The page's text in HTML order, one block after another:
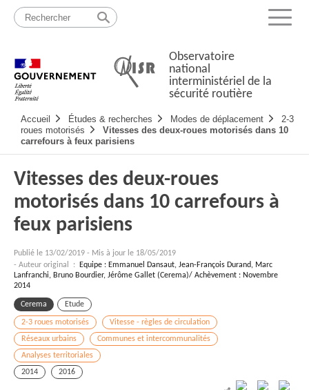
Passer
contenu
Menu
Observatoire
national
interministériel de la
sécurité routière
principale
Accueil Études & recherches Modes de déplacement
2-3
roues motorisés
Vitesses des deux-roues motorisés dans 10
carrefours à feux parisiens
Vitesses des deux-roues
motorisés dans 10 carrefours à
feux parisiens
Publié le 13/02/2019 - Mis à jour le 18/05/2019
- Auteur original :
Equipe : Emmanuel Dansaut, Jean-François Durand, Marc
Lanfranchi, Bruno Bourdier, Jérôme Gallet (Cerema)/ Achèvement : Novembre
2014
Cerema Etude
2-3 roues motorisés
Vitesse - règles de circulation
Réseaux urbains
Communes et intercommunalités
Analyses territoriales
2014
2016